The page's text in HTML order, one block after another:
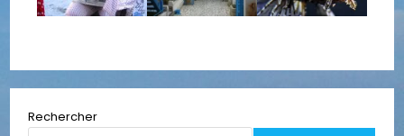
Rechercher